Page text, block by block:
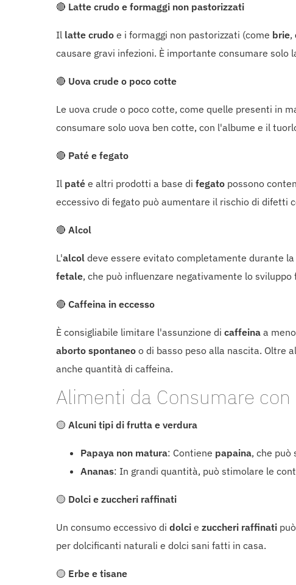
🔴 Latte crudo e formaggi non pastorizzati
Il latte crudo e i formaggi non pastorizzati (come brie,
causare gravi infezioni. È importante consumare solo
🔴 Uova crude o poco cotte
Le uova crude o poco cotte, come quelle presenti in
consumare solo uova ben cotte, con l'albume e il
🔴 Paté e fegato
Il paté e altri prodotti a base di fegato possono
eccessivo di fegato può aumentare il rischio di difetti
🔴 Alcol
L'alcol deve essere evitato completamente durante
fetale, che può influenzare negativamente lo
🔴 Caffeina in eccesso
È consigliabile limitare l'assunzione di caffeina a
aborto spontaneo o di basso peso alla nascita. Oltre
anche quantità di caffeina.
Alimenti da Consumare con
🟡 Alcuni tipi di frutta e verdura
Papaya non matura: Contiene papaina, che può
Ananas: In grandi quantità, può stimolare le
🟡 Dolci e zuccheri raffinati
Un consumo eccessivo di dolci e zuccheri raffinati
per dolcificanti naturali e dolci sani fatti in casa.
🟡 Erbe e tisane